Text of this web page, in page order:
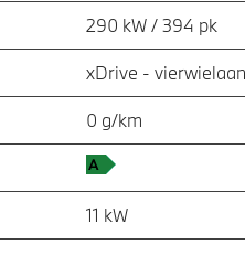
290 kW / 394 pk
xDrive -
0 g/km
11 kW